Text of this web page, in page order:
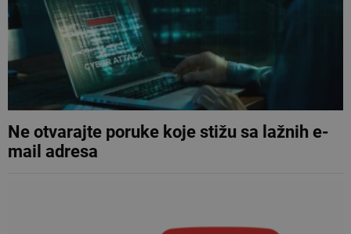
Ne otvarajte poruke koje stižu sa lažnih e-
mail adresa